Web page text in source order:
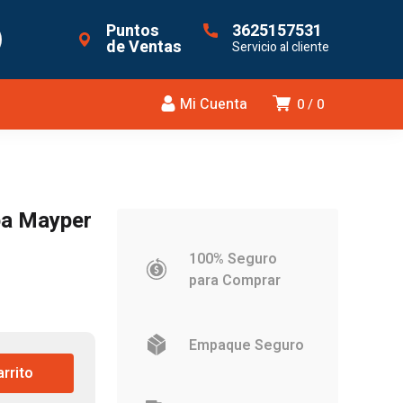
Puntos
de Ventas
3625157531
Servicio al cliente
0 0
Mi Cuenta
Mayper
100% Seguro
para Comprar
Empaque Seguro